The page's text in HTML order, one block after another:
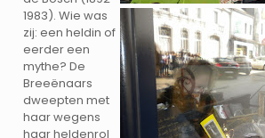
1983). Wie was
zij: een heldin of
eerder een
mythe? De
Breeënaars
dweepten met
haar wegens
haar heldenrol